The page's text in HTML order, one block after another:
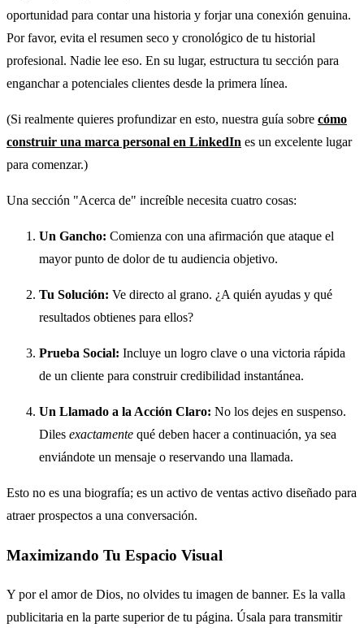
oportunidad para contar una historia y forjar una conexión genuina.
Por favor, evita el resumen seco y cronológico de tu historial
profesional. Nadie lee eso. En su lugar, estructura tu sección para
enganchar a potenciales clientes desde la primera línea.
(Si realmente quieres profundizar en esto, nuestra guía sobre cómo
construir una marca personal en LinkedIn es un excelente lugar
para comenzar.)
Una sección "Acerca de" increíble necesita cuatro cosas:
Un Gancho: Comienza con una afirmación que ataque el
mayor punto de dolor de tu audiencia objetivo.
Tu Solución: Ve directo al grano. ¿A quién ayudas y qué
resultados obtienes para ellos?
Prueba Social: Incluye un logro clave o una victoria rápida
de un cliente para construir credibilidad instantánea.
Un Llamado a la Acción Claro: No los dejes en suspenso.
Diles exactamente qué deben hacer a continuación, ya sea
enviándote un mensaje o reservando una llamada.
Esto no es una biografía; es un activo de ventas activo diseñado para
atraer prospectos a una conversación.
Maximizando Tu Espacio Visual
Y por el amor de Dios, no olvides tu imagen de banner. Es la valla
publicitaria en la parte superior de tu página. Úsala para transmitir